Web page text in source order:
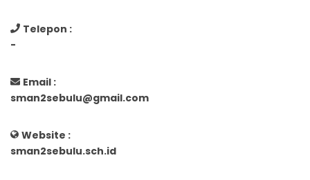
Telepon :
-
Email :
sman2sebulu@gmail.com
Website :
sman2sebulu.sch.id